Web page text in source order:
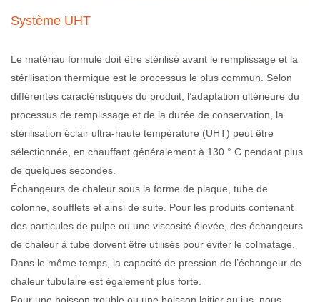
Système UHT
Le matériau formulé doit être stérilisé avant le remplissage et la
stérilisation thermique est le processus le plus commun. Selon
différentes caractéristiques du produit, l’adaptation ultérieure du
processus de remplissage et de la durée de conservation, la
stérilisation éclair ultra-haute température (UHT) peut être
sélectionnée, en chauffant généralement à 130 ° C pendant plus
de quelques secondes.
Échangeurs de chaleur sous la forme de plaque, tube de
colonne, soufflets et ainsi de suite. Pour les produits contenant
des particules de pulpe ou une viscosité élevée, des échangeurs
de chaleur à tube doivent être utilisés pour éviter le colmatage.
Dans le même temps, la capacité de pression de l’échangeur de
chaleur tubulaire est également plus forte.
Pour une boisson trouble ou une boisson laitier au jus, nous